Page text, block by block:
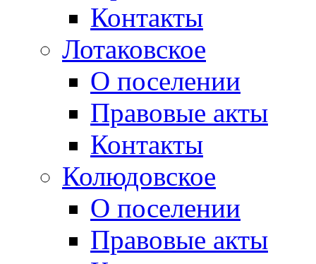
Контакты
Лотаковское
О поселении
Правовые акты
Контакты
Колюдовское
О поселении
Правовые акты